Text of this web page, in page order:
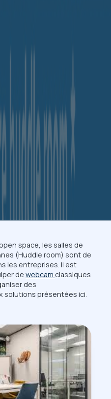
space, les salles de
(Huddle room) sont de
les entreprises. Il est
de webcam classiques
des
solutions présentées ici.